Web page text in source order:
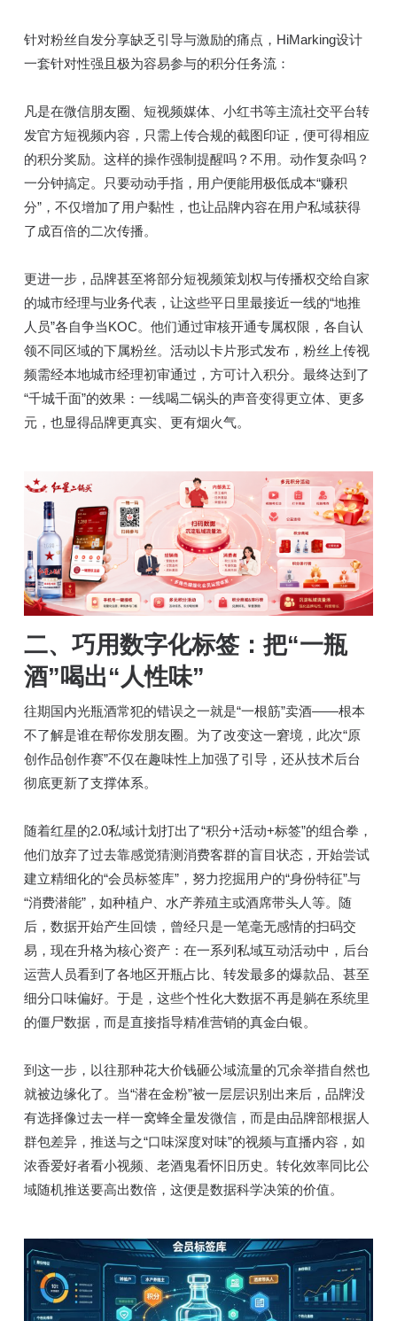
针对粉丝自发分享缺乏引导与激励的痛点，HiMarking设计
一套针对性强且极为容易参与的积分任务流：
凡是在微信朋友圈、短视频媒体、小红书等主流社交平台转
发官方短视频内容，只需上传合规的截图印证，便可得相应
的积分奖励。这样的操作强制提醒吗？不用。动作复杂吗？
一分钟搞定。只要动动手指，用户便能用极低成本“赚积
分”，不仅增加了用户黏性，也让品牌内容在用户私域获得
了成百倍的二次传播。
更进一步，品牌甚至将部分短视频策划权与传播权交给自家
的城市经理与业务代表，让这些平日里最接近一线的“地推
人员”各自争当KOC。他们通过审核开通专属权限，各自认
领不同区域的下属粉丝。活动以卡片形式发布，粉丝上传视
频需经本地城市经理初审通过，方可计入积分。最终达到了
“千城千面”的效果：一线喝二锅头的声音变得更立体、更多
元，也显得品牌更真实、更有烟火气。
二、巧用数字化标签：把“一瓶
酒”喝出“人性味”
往期国内光瓶酒常犯的错误之一就是“一根筋”卖酒——根本
不了解是谁在帮你发朋友圈。为了改变这一窘境，此次“原
创作品创作赛”不仅在趣味性上加强了引导，还从技术后台
彻底更新了支撑体系。
随着红星的2.0私域计划打出了“积分+活动+标签”的组合拳，
他们放弃了过去靠感觉猜测消费客群的盲目状态，开始尝试
建立精细化的“会员标签库”，努力挖掘用户的“身份特征”与
“消费潜能”，如种植户、水产养殖主或酒席带头人等。随
后，数据开始产生回馈，曾经只是一笔毫无感情的扫码交
易，现在升格为核心资产：在一系列私域互动活动中，后台
运营人员看到了各地区开瓶占比、转发最多的爆款品、甚至
细分口味偏好。于是，这些个性化大数据不再是躺在系统里
的僵尸数据，而是直接指导精准营销的真金白银。
到这一步，以往那种花大价钱砸公域流量的冗余举措自然也
就被边缘化了。当“潜在金粉”被一层层识别出来后，品牌没
有选择像过去一样一窝蜂全量发微信，而是由品牌部根据人
群包差异，推送与之“口味深度对味”的视频与直播内容，如
浓香爱好者看小视频、老酒鬼看怀旧历史。转化效率同比公
域随机推送要高出数倍，这便是数据科学决策的价值。